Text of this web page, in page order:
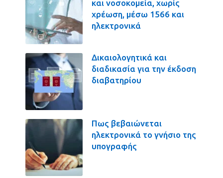
και νοσοκομεία, χωρίς
χρέωση, μέσω 1566 και
ηλεκτρονικά
Δικαιολογητικά και
διαδικασία για την έκδοση
διαβατηρίου
Πως βεβαιώνεται
ηλεκτρονικά το γνήσιο της
υπογραφής